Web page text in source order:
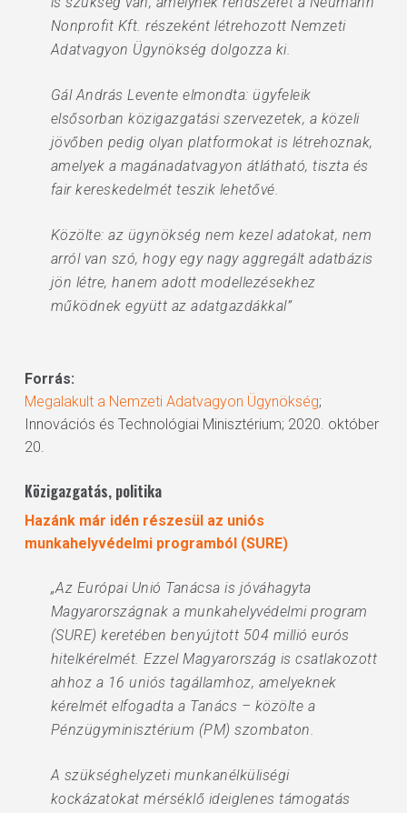
Nonprofit Kft. részeként létrehozott Nemzeti
Adatvagyon Ügynökség dolgozza ki.
Gál András Levente elmondta: ügyfeleik
elsősorban közigazgatási szervezetek, a közeli
jövőben pedig olyan platformokat is létrehoznak,
amelyek a magánadatvagyon átlátható, tiszta és
fair kereskedelmét teszik lehetővé.
Közölte: az ügynökség nem kezel adatokat, nem
arról van szó, hogy egy nagy aggregált adatbázis
jön létre, hanem adott modellezésekhez
működnek együtt az adatgazdákkal”
Forrás:
Megalakult a Nemzeti Adatvagyon Ügynökség;
Innovációs és Technológiai Minisztérium; 2020. október
20.
Közigazgatás, politika
Hazánk már idén részesül az uniós
munkahelyvédelmi programból (SURE)
„Az Európai Unió Tanácsa is jóváhagyta
Magyarországnak a munkahelyvédelmi program
(SURE) keretében benyújtott 504 millió eurós
hitelkérelmét. Ezzel Magyarország is csatlakozott
ahhoz a 16 uniós tagállamhoz, amelyeknek
kérelmét elfogadta a Tanács – közölte a
Pénzügyminisztérium (PM) szombaton.
A szükséghelyzeti munkanélküliségi
kockázatokat mérséklő ideiglenes támogatás